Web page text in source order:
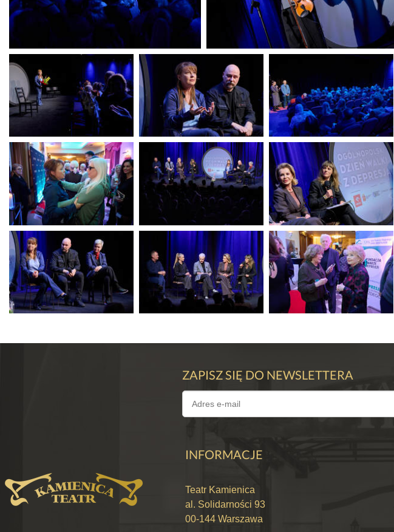
ZAPISZ SIĘ DO NEWSLETTERA
INFORMACJE
Teatr Kamienica
al. Solidarności 93
00-144 Warszawa